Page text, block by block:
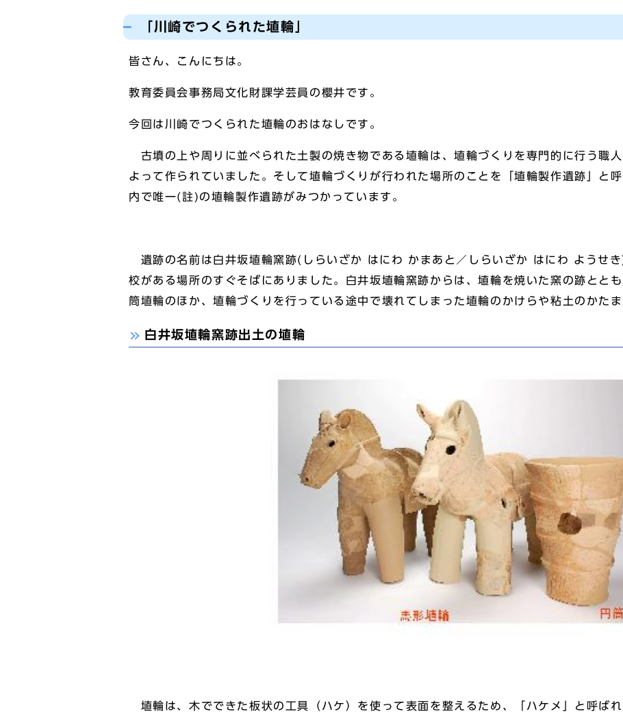
「川崎でつくられた埴輪」
皆さん、こんにちは。
教育委員会事務局文化財課学芸員の櫻井です。
今回は川崎でつくられた埴輪のおはなしです。
古墳の上や周りに並べられた土製の焼き物である埴輪は、埴輪づくりを専門的に行う職
よって作られていました。そして埴輪づくりが行われた場所のことを「埴輪製作遺跡」と
内で唯一(註)の埴輪製作遺跡がみつかっています。
遺跡の名前は白井坂埴輪窯跡(しらいざか はにわ かまあと／しらいざか はにわ ようせ
校がある場所のすぐそばにありました。白井坂埴輪窯跡からは、埴輪を焼いた窯の跡とと
筒埴輪のほか、埴輪づくりを行っている途中で壊れてしまった埴輪のかけらや粘土のかた
白井坂埴輪窯跡出土の埴輪
埴輪は、木でできた板状の工具（ハケ）を使って表面を整えるため、「ハケメ」と呼ば